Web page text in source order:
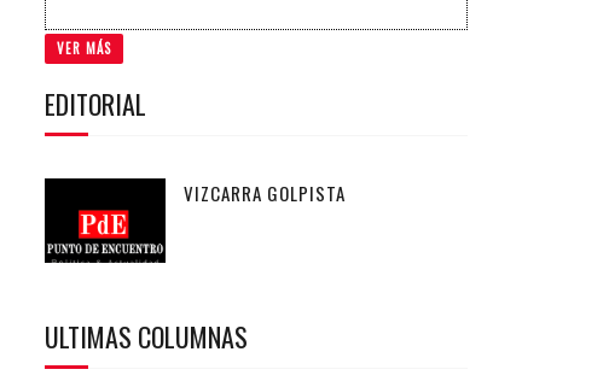
VER MÁS
EDITORIAL
VIZCARRA GOLPISTA
ULTIMAS COLUMNAS